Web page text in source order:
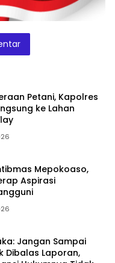
Petani, Kapolres
ke Lahan
Mepokoaso,
Aspirasi
Jangan Sampai
Dibalas Laporan,